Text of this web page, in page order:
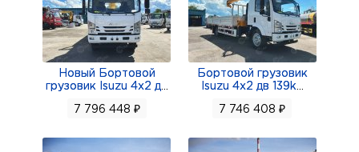
Новый Бортовой
грузовик Isuzu 4x2 д
7 796 448 ₽
Бортовой грузовик
Isuzu 4x2 дв 139k
7 746 408 ₽